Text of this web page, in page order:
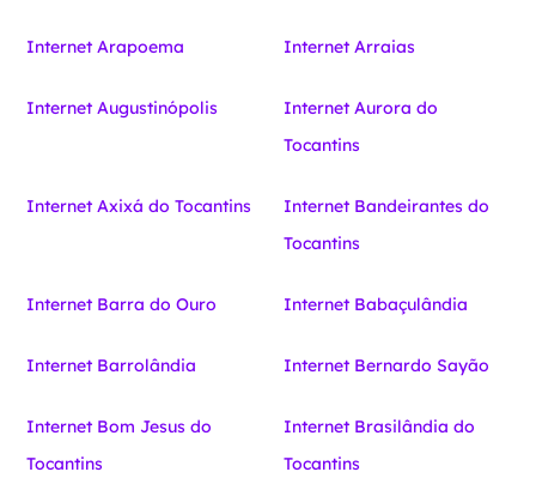
Internet Arapoema Internet Arraias
Internet Augustinópolis
Internet Aurora do
Tocantins
Internet Axixá do Tocantins
Internet Bandeirantes do
Tocantins
Internet Barra do Ouro Internet Babaçulândia
Internet Barrolândia Internet Bernardo Sayão
Internet Bom Jesus do
Tocantins
Internet Brasilândia do
Tocantins